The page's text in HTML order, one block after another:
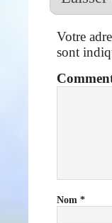
Votre
sont
Nom *